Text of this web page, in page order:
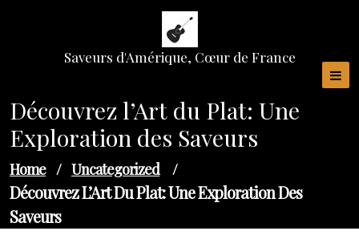
Saveurs d'Amérique, Cœur de France
Découvrez l’Art du Plat: Une
Exploration des Saveurs
Home / Uncategorized /
Découvrez L’Art Du Plat: Une Exploration Des
Saveurs